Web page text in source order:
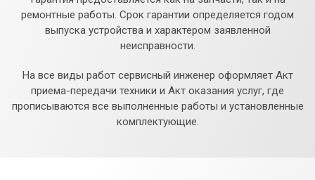
ремонтные работы. Срок гарантии определяется годом
выпуска устройства и характером заявленной
неисправности.
На все виды работ сервисный инженер оформляет Акт
приема-передачи техники и Акт оказания услуг, где
прописываются все выполненные работы и установленные
комплектующие.